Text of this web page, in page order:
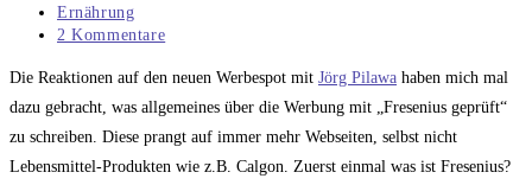
veröffentlicht:
Beitrags-
Kategorie:
Ernährung
Beitrags-
2 Kommentare
Die Reaktionen auf den neuen Werbespot mit Jörg Pilawa haben mich mal
dazu gebracht, was allgemeines über die Werbung mit „Fresenius geprüft“
zu schreiben. Diese prangt auf immer mehr Webseiten, selbst nicht
Lebensmittel-Produkten wie z.B. Calgon. Zuerst einmal was ist Fresenius?